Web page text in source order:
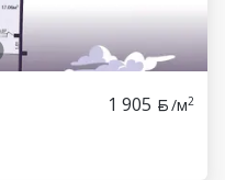
1 905 /м2